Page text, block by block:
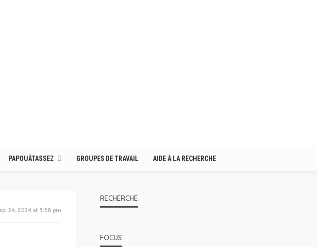
PAPOUÂTASSEZ GROUPES DE TRAVAIL AIDE À LA RECHERCHE
24, 2024 at 5:58 pm
RECHERCHE
FOCUS